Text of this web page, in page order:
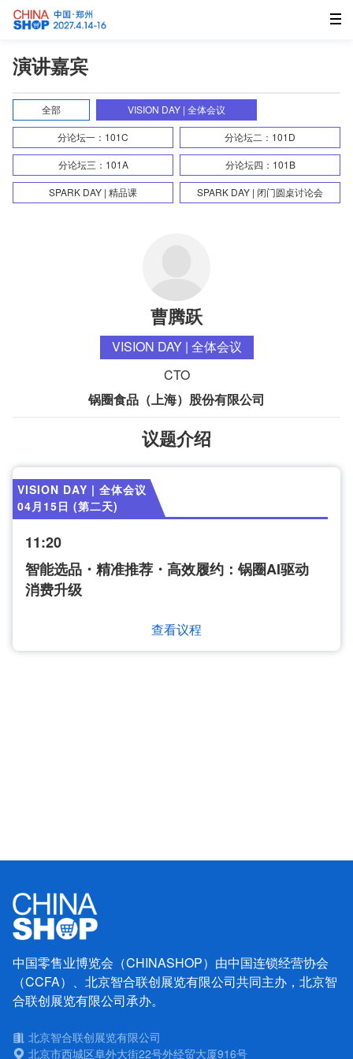
演讲嘉宾
全部 VISION DAY | 全体会议
分论坛一：101C 分论坛二：101D
分论坛三：101A 分论坛四：101B
SPARK DAY | 精品课 SPARK DAY | 闭门圆桌讨论会
曹腾跃
VISION DAY | 全体会议
CTO
锅圈食品（上海）股份有限公司
议题介绍
VISION DAY | 全体会议
04月15日 (第二天)
11:20
智能选品・精准推荐・高效履约：锅圈AI驱动
消费升级
查看议程
中国零售业博览会（CHINASHOP）由中国连锁经营协会
（CCFA）、北京智合联创展览有限公司共同主办，北京智
合联创展览有限公司承办。
北京智合联创展览有限公司
北京市西城区阜外大街22号外经贸大厦916号